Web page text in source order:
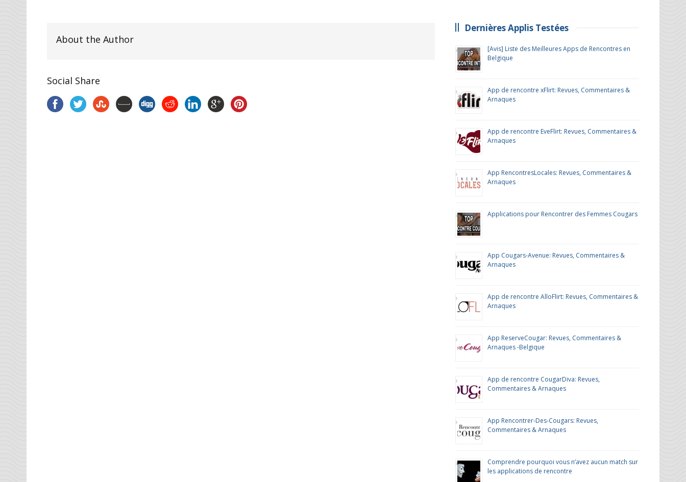
About the Author
Social Share
Dernières Applis Testées
[Avis] Liste des Meilleures Apps de Rencontres en
Belgique
App de rencontre xFlirt: Revues, Commentaires &
Arnaques
App de rencontre EveFlirt: Revues, Commentaires &
Arnaques
App RencontresLocales: Revues, Commentaires &
Arnaques
Applications pour Rencontrer des Femmes Cougars
App Cougars-Avenue: Revues, Commentaires &
Arnaques
App de rencontre AlloFlirt: Revues, Commentaires &
Arnaques
App ReserveCougar: Revues, Commentaires &
Arnaques -Belgique
App de rencontre CougarDiva: Revues,
Commentaires & Arnaques
App Rencontrer-Des-Cougars: Revues,
Commentaires & Arnaques
Comprendre pourquoi vous n’avez aucun match sur
les applications de rencontre